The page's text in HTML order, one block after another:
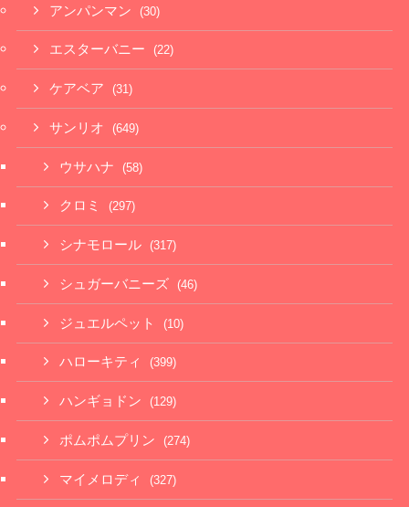
アンパンマン (30)
エスターバニー (22)
ケアベア (31)
サンリオ (649)
ウサハナ (58)
クロミ (297)
シナモロール (317)
シュガーバニーズ (46)
ジュエルペット (10)
ハローキティ (399)
ハンギョドン (129)
ポムポムプリン (274)
マイメロディ (327)